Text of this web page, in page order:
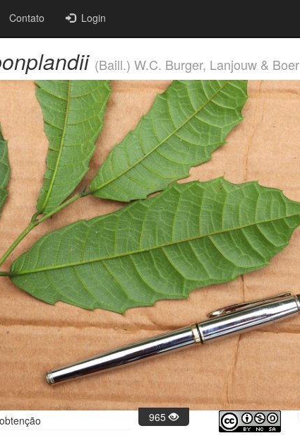
Contato Login
(Baill.) W.C. Burger, Lanjouw & Boer
965